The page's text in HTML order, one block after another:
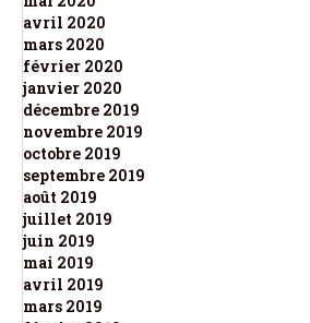
avril 2020
mars 2020
février 2020
janvier 2020
décembre 2019
novembre 2019
octobre 2019
septembre 2019
août 2019
juillet 2019
juin 2019
mai 2019
avril 2019
mars 2019